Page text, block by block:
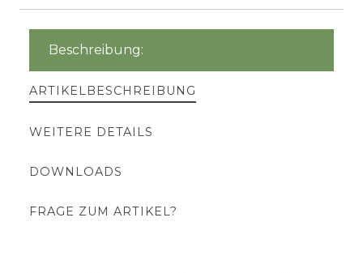
Beschreibung:
ARTIKELBESCHREIBUNG
WEITERE DETAILS
DOWNLOADS
FRAGE ZUM ARTIKEL?